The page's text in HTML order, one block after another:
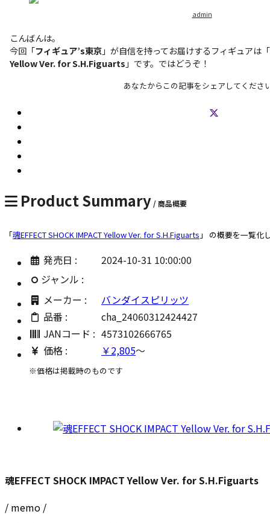
admin
こんばんは。
今回「フィギュア’s東京」が自信を持ってお届けするフィギュアは「
Yellow Ver. for S.H.Figuarts 」です。ではどうぞ！
あなたからこの記事をシェアしてくださ
Product Summary / 商品概要
「魂EFFECT SHOCK IMPACT Yellow Ver. for S.H.Figuarts 」 の概要を一覧化
発売日 :
2024-10-31 10:00:00
ジャンル :
メーカー :
バンダイスピリッツ
品番 :
cha_24060312424427
JANコード : 4573102666765
価格 :
￥2,805～
※価格は掲載時のものです
魂EFFECT SHOCK IMPACT Yellow Ver. for S.H.Figuarts
/ memo /